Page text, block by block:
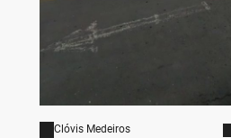
Clóvis Medeiros